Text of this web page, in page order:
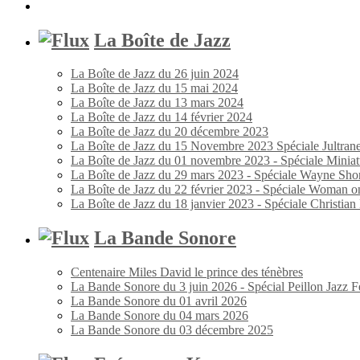
La Boîte de Jazz
La Boîte de Jazz du 26 juin 2024
La Boîte de Jazz du 15 mai 2024
La Boîte de Jazz du 13 mars 2024
La Boîte de Jazz du 14 février 2024
La Boîte de Jazz du 20 décembre 2023
La Boîte de Jazz du 15 Novembre 2023 Spéciale
La Boîte de Jazz du 01 novembre 2023 - Spéciale
La Boîte de Jazz du 29 mars 2023 - Spéciale Wayne
La Boîte de Jazz du 22 février 2023 - Spéciale Woman
La Boîte de Jazz du 18 janvier 2023 - Spéciale Christian
La Bande Sonore
Centenaire Miles David le prince des ténèbres
La Bande Sonore du 3 juin 2026 - Spécial Peillon Jazz
La Bande Sonore du 01 avril 2026
La Bande Sonore du 04 mars 2026
La Bande Sonore du 03 décembre 2025